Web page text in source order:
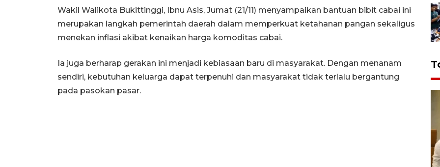
Wakil Walikota Bukittinggi, Ibnu Asis, Jumat (21/11) menyampaikan bantuan bibit cabai ini
merupakan langkah pemerintah daerah dalam memperkuat ketahanan pangan sekaligus
menekan inflasi akibat kenaikan harga komoditas cabai.
Ia juga berharap gerakan ini menjadi kebiasaan baru di masyarakat. Dengan menanam
sendiri, kebutuhan keluarga dapat terpenuhi dan masyarakat tidak terlalu bergantung
pada pasokan pasar.